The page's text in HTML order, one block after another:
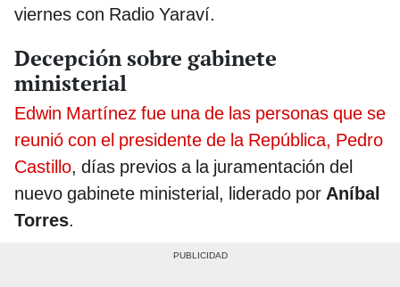
viernes con Radio Yaraví.
Decepción sobre gabinete
ministerial
Edwin Martínez fue una de las personas que se
reunió con el presidente de la República, Pedro
Castillo, días previos a la juramentación del
nuevo gabinete ministerial, liderado por Aníbal
Torres.